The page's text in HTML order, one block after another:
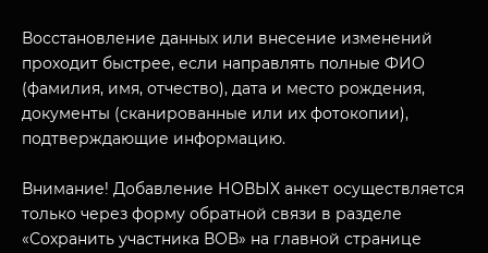
Восстановление данных или внесение изменений
проходит быстрее, если направлять полные ФИО
(фамилия, имя, отчество), дата и место рождения,
документы (сканированные или их фотокопии),
подтверждающие информацию.
Внимание! Добавление НОВЫХ анкет осуществляется
только через форму обратной связи в разделе
«Сохранить участника ВОВ» на главной странице